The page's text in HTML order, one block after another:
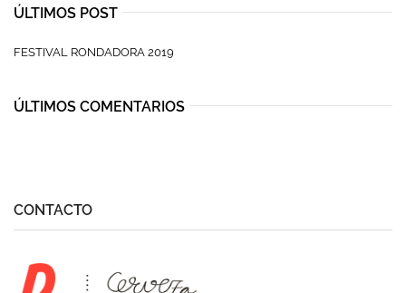
ÚLTIMOS POST
FESTIVAL RONDADORA 2019
ÚLTIMOS COMENTARIOS
CONTACTO